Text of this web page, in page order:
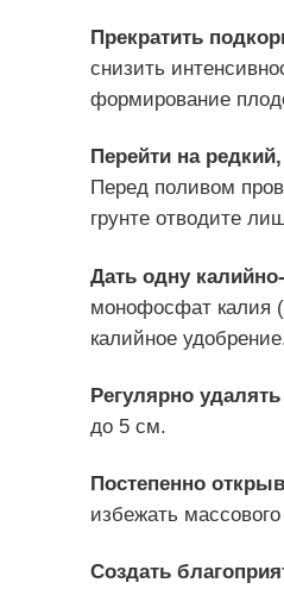
Прекратить
снизить
формирование
Перейти на
Перед поливом
грунте отводите
Дать одну
монофосфат калия
калийное
Регулярно
до 5 см.
Постепенно
избежать
Создать